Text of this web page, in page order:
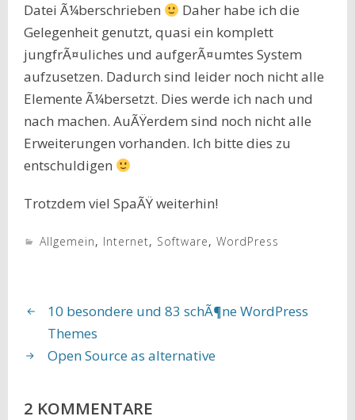
Datei Ã¼berschrieben
Daher habe ich die
Gelegenheit genutzt, quasi ein komplett
jungfrÃ¤uliches und aufgerÃ¤umtes System
aufzusetzen. Dadurch sind leider noch nicht alle
Elemente Ã¼bersetzt. Dies werde ich nach und
nach machen. AuÃŸerdem sind noch nicht alle
Erweiterungen vorhanden. Ich bitte dies zu
entschuldigen
Trotzdem viel SpaÃŸ weiterhin!
Allgemein, Internet, Software, WordPress
10 besondere und 83 schÃ¶ne WordPress
Themes
Open Source as alternative
2 KOMMENTARE